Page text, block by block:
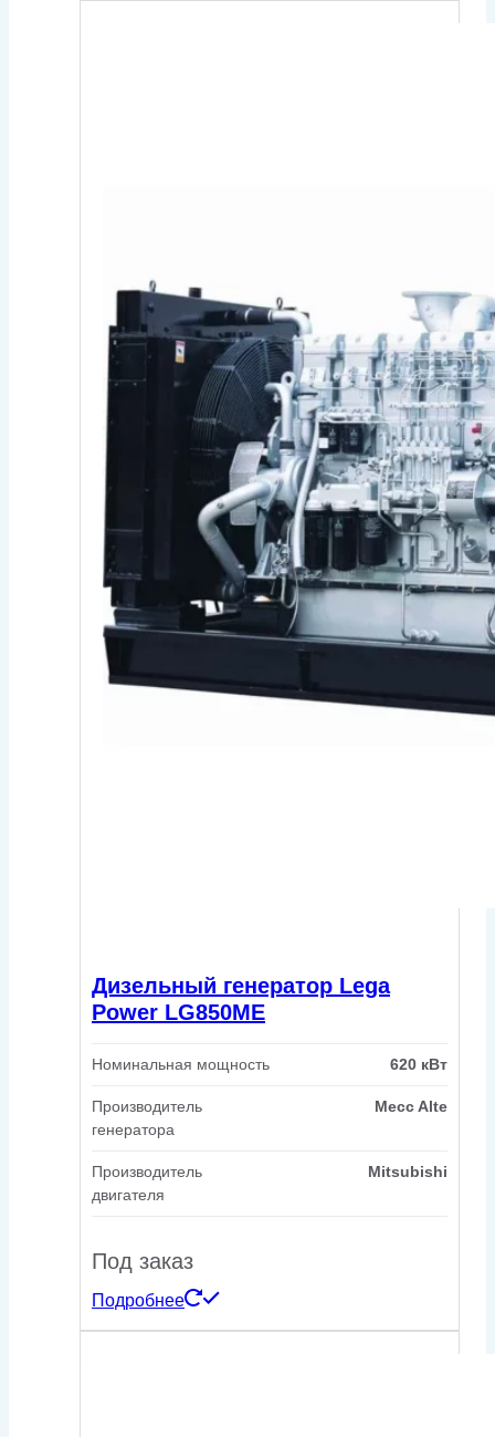
Дизельный генератор Lega
Power LG850ME
Номинальная мощность 620 кВт
Производитель
генератора
Mecc Alte
Производитель
двигателя
Mitsubishi
Под заказ
Подробнее